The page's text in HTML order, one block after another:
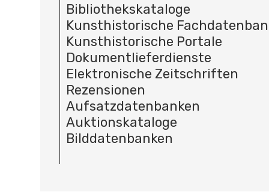
Bibliothekskataloge
Kunsthistorische
Kunsthistorische Portale
Dokumentlieferdienste
Elektronische Zeitschriften
Rezensionen
Aufsatzdatenbanken
Auktionskataloge
Bilddatenbanken